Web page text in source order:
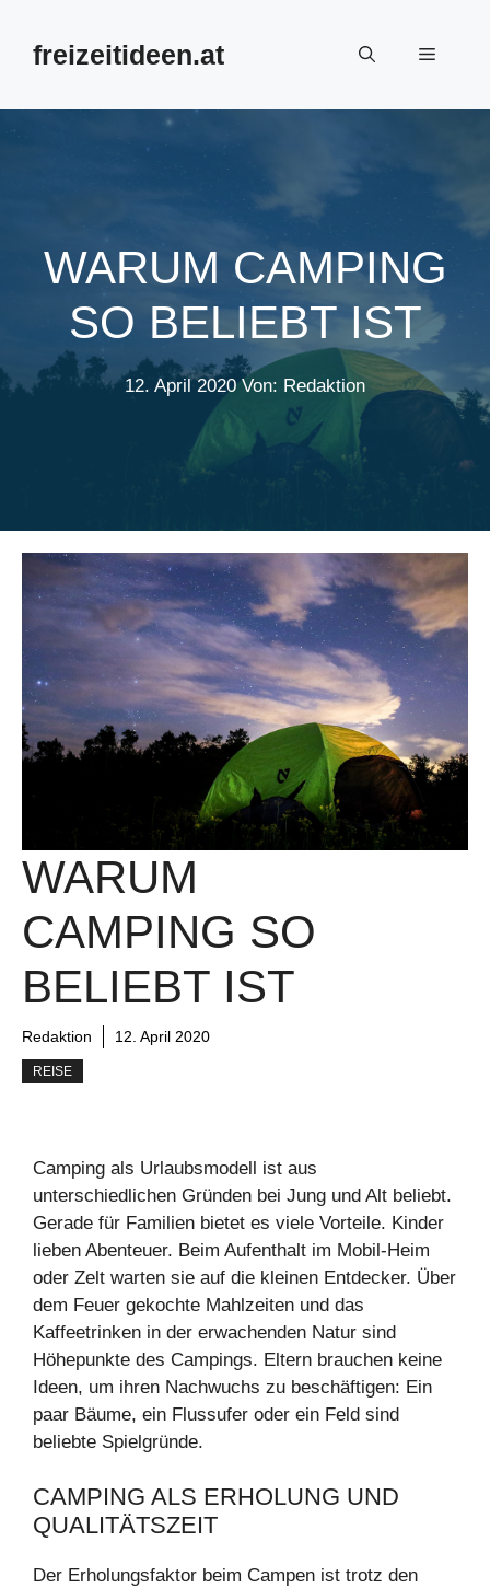
Inhalt
springenfreizeitideen.at Menü
WARUM CAMPING
SO BELIEBT IST
12. April 2020 Von: Redaktion
WARUM
CAMPING SO
BELIEBT IST
Redaktion 12. April 2020
REISE
Camping als Urlaubsmodell ist aus
unterschiedlichen Gründen bei Jung und Alt beliebt.
Gerade für Familien bietet es viele Vorteile. Kinder
lieben Abenteuer. Beim Aufenthalt im Mobil-Heim
oder Zelt warten sie auf die kleinen Entdecker. Über
dem Feuer gekochte Mahlzeiten und das
Kaffeetrinken in der erwachenden Natur sind
Höhepunkte des Campings. Eltern brauchen keine
Ideen, um ihren Nachwuchs zu beschäftigen: Ein
paar Bäume, ein Flussufer oder ein Feld sind
beliebte Spielgründe.
CAMPING ALS ERHOLUNG UND
QUALITÄTSZEIT
Der Erholungsfaktor beim Campen ist trotz den